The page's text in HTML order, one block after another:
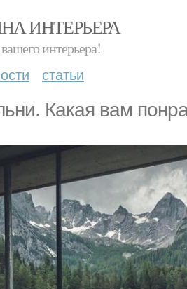
ИНТЕРЬЕРА
интерьера!
статьи
Какая вам